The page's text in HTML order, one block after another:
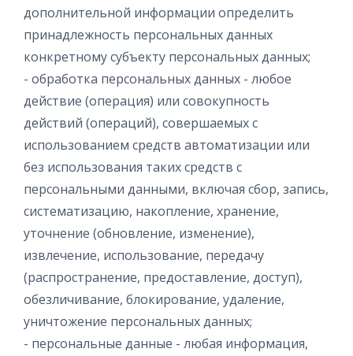
дополнительной информации определить
принадлежность персональных данных
конкретному субъекту персональных данных;
- обработка персональных данных - любое
действие (операция) или совокупность
действий (операций), совершаемых с
использованием средств автоматизации или
без использования таких средств с
персональными данными, включая сбор, запись,
систематизацию, накопление, хранение,
уточнение (обновление, изменение),
извлечение, использование, передачу
(распространение, предоставление, доступ),
обезличивание, блокирование, удаление,
уничтожение персональных данных;
- персональные данные - любая информация,